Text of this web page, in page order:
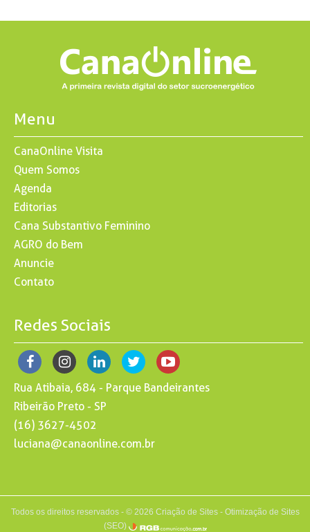
Menu
CanaOnline Visita
Quem Somos
Agenda
Editorias
Cana Substantivo Feminino
AGRO do Bem
Anuncie
Contato
Redes Sociais
Rua Atibaia, 684 - Parque Bandeirantes
Ribeirão Preto - SP
(16) 3627-4502
luciana@canaonline.com.br
Todos os direitos reservados - © 2026 Criação de Sites- Otimização de Sites
(SEO)